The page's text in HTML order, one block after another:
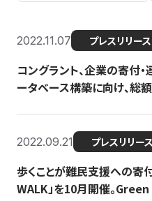
2022.11.07 プレスリリース
コングラント、企業の寄付
ータベース構築に向け、総
2022.09.21 プレスリリース
歩くことが難民支援への寄
WALK」を10月開催。